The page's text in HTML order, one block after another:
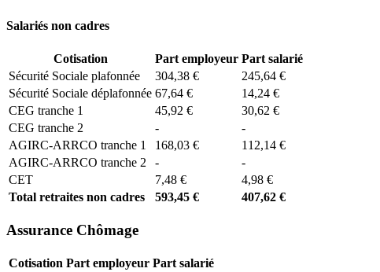
Salariés non cadres
Cotisation Part employeur Part salarié
Sécurité Sociale plafonnée
304,38 €
245,64 €
Sécurité Sociale déplafonnée 67,64 €
14,24 €
CEG tranche 1
45,92 €
30,62 €
CEG tranche 2
-
-
AGIRC-ARRCO tranche 1
168,03 €
112,14 €
AGIRC-ARRCO tranche 2
-
-
CET
7,48 €
4,98 €
Total retraites non cadres
593,45 € 407,62 €
Assurance Chômage
Cotisation Part employeur Part salarié